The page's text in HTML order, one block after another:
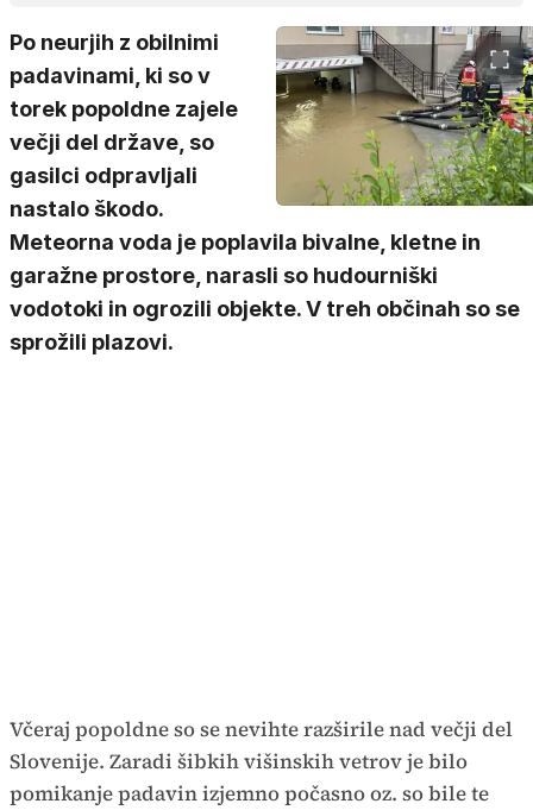
Po neurjih z obilnimi
padavinami, ki so v
torek popoldne zajele
večji del države, so
gasilci odpravljali
nastalo škodo.
Meteorna voda je poplavila bivalne, kletne in
garažne prostore, narasli so hudourniški
vodotoki in ogrozili objekte. V treh občinah so se
sprožili plazovi.
Včeraj popoldne so se nevihte razširile nad večji del
Slovenije. Zaradi šibkih višinskih vetrov je bilo
pomikanje padavin izjemno počasno oz. so bile te